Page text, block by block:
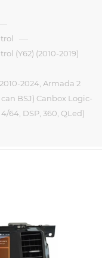
—
(Y62) (2010-2019)
2024, Armada 2
BSJ) Canbox Logic-
64, DSP, 360, QLed)